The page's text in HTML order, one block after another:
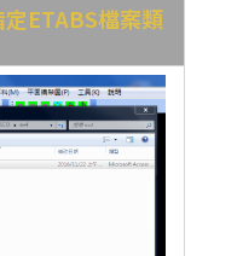
ETABS檔案類